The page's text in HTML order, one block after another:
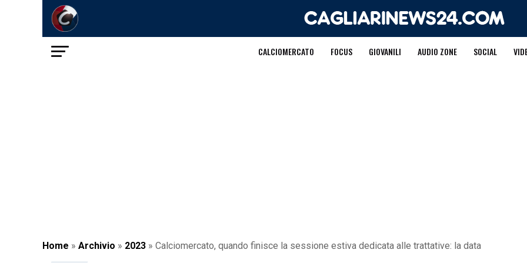
CALCIOMERCATO FOCUS GIOVANILI AUDIO ZONE SOCIAL
Home » Archivio » 2023 » Calciomercato, quando finisce la sessione estiva dedicata alle trattative: la data